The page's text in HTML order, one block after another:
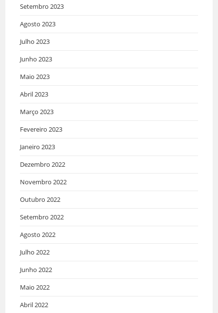
Setembro 2023
Agosto 2023
Julho 2023
Junho 2023
Maio 2023
Abril 2023
Março 2023
Fevereiro 2023
Janeiro 2023
Dezembro 2022
Novembro 2022
Outubro 2022
Setembro 2022
Agosto 2022
Julho 2022
Junho 2022
Maio 2022
Abril 2022